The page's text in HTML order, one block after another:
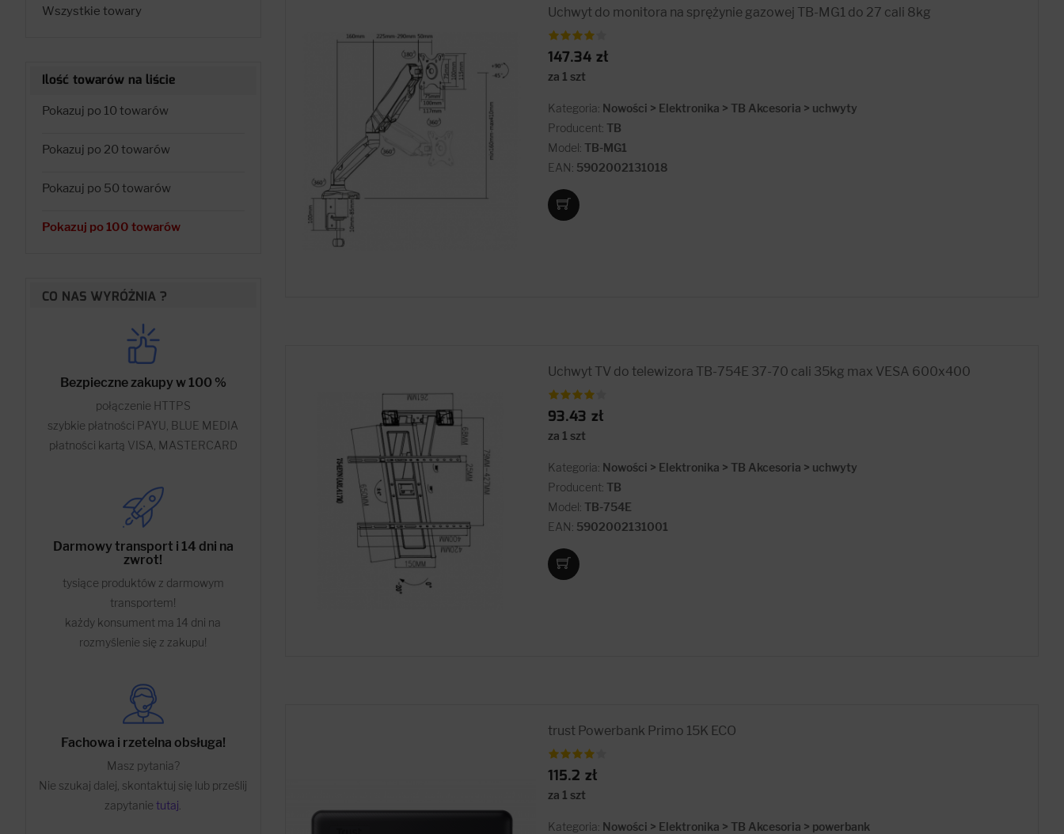
Wszystkie towary
Ilość towarów na liście
Pokazuj po 10 towarów
Pokazuj po 20 towarów
Pokazuj po 50 towarów
Pokazuj po 100 towarów
CO NAS WYRÓŻNIA ?
Bezpieczne zakupy w 100 %
połączenie HTTPS
szybkie płatności PAYU, BLUE MEDIA
płatności kartą VISA, MASTERCARD
Darmowy transport i 14 dni na
zwrot!
tysiące produktów z darmowym
transportem!
każdy konsument ma 14 dni na
rozmyślenie się z zakupu!
Fachowa i rzetelna obsługa!
Masz pytania?
Nie szukaj dalej, skontaktuj się lub prześlij
zapytanietutaj
Uchwyt do monitora na sprężynie gazowej TB-MG1 do 27 cali 8kg
147.34 zł
za 1 szt
Kategoria: Nowości > Elektronika > TB Akcesoria > uchwyty
Producent: TB
Model: TB-MG1
EAN: 5902002131018
Uchwyt TV do telewizora TB-754E 37-70 cali 35kg max VESA 600x400
93.43 zł
za 1 szt
Kategoria: Nowości > Elektronika > TB Akcesoria > uchwyty
Producent: TB
Model: TB-754E
EAN: 5902002131001
trust Powerbank Primo 15K ECO
115.2 zł
za 1 szt
Kategoria: Nowości > Elektronika > TB Akcesoria > powerbank